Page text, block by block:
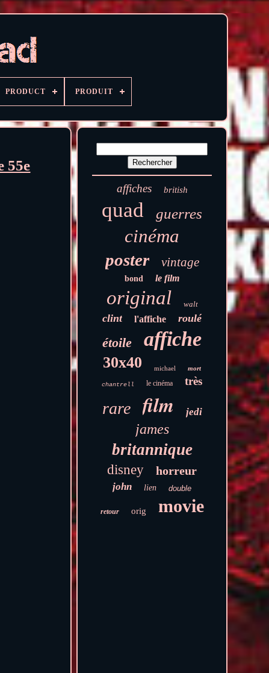
PRODUCT PRODUIT
55e
affiches british
quad guerres
cinéma
poster vintage
bond le film
original walt
clint l'affiche roulé
étoile affiche
30x40 michael mort
chantrell le cinéma très
rare film jedi
james
britannique
disney horreur
john lien double
retour orig movie